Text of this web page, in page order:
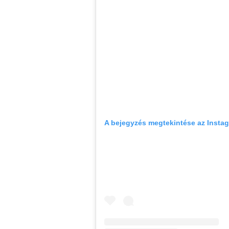
A bejegyzés megtekintése az